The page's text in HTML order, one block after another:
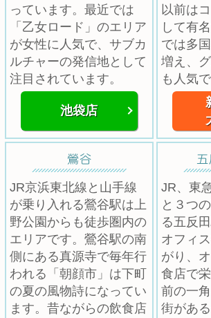
っています。最近では
「乙女ロード」のエリア
が女性に人気で、サブカ
ルチャーの発信地として
注目されています。
池袋店
以前は
して有
では多
増え、
も人気で
JR京浜東北線と山手線
が乗り入れる鶯谷駅は上
野公園からも徒歩圏内の
エリアです。鶯谷駅の南
側にある真源寺で毎年行
われる「朝顔市」は下町
の夏の風物詩になってい
ます。昔ながらの飲食店
JR、東
と３つ
る五反
オフィ
がり、
食店で
前の一
街があ